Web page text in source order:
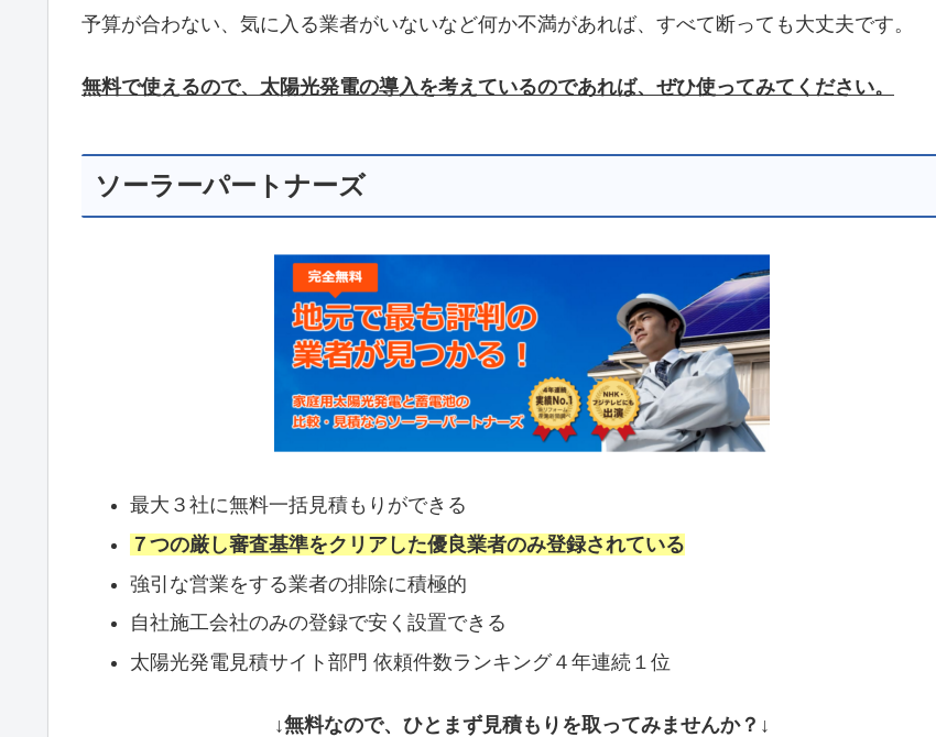
予算が合わない、気に入る業者がいないなど何か不満があれば、すべて断っても大丈夫です。
無料で使えるので、太陽光発電の導入を考えているのであれば、ぜひ使ってみてください。
ソーラーパートナーズ
最大３社に無料一括見積もりができる
７つの厳し審査基準をクリアした優良業者のみ登録されている
強引な営業をする業者の排除に積極的
自社施工会社のみの登録で安く設置できる
太陽光発電見積サイト部門 依頼件数ランキング４年連続１位
↓無料なので、ひとまず見積もりを取ってみませんか？↓